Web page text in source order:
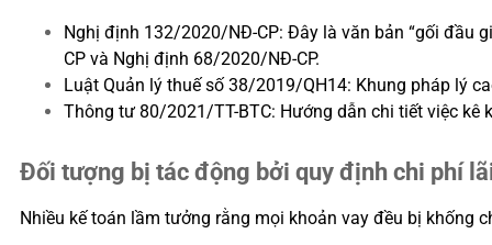
Nghị định 132/2020/NĐ-CP: Đây là văn bản “gối đầu
CP và Nghị định 68/2020/NĐ-CP.
Luật Quản lý thuế số 38/2019/QH14: Khung pháp lý
Thông tư 80/2021/TT-BTC: Hướng dẫn chi tiết việc kê
Đối tượng bị tác động bởi quy định chi phí
Nhiều kế toán lầm tưởng rằng mọi khoản vay đều bị khống